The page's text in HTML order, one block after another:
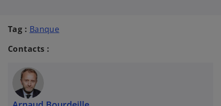
Tag : Banque
Contacts :